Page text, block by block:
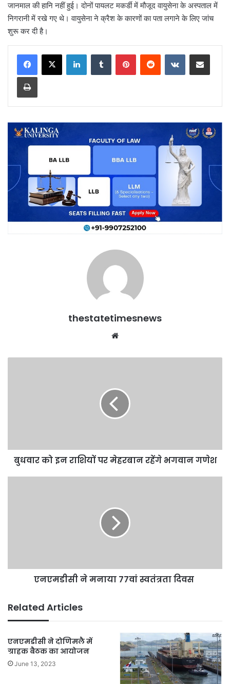
जानमाल की हानि नहीं हुई। दोनों पायलट मकर्डी में मौजूद वायुसेना के अस्पताल में
निगरानी में रखे गए थे। वायुसेना ने क्रैश के कारणों का पता लगाने के लिए जांच
शुरू कर दी है।
LinkedInTumblr PinterestReddit VKontakteShare via Email
Print
thestatetimesnews
गणेश
बुधवार को इन राशियों पर मेहरबान रहेंगे भगवान गणेश
एनएमडीसी ने मनाया 77वां स्वतंत्रता दिवस
Related Articles
एनएमडीसी ने दोणिमलै में
ग्राहक बैठक का आयोजन
June 13, 2023